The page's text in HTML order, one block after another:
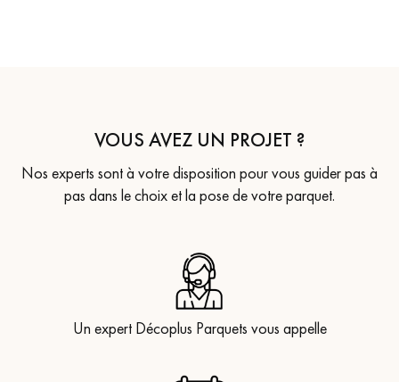
VOUS AVEZ UN PROJET ?
Nos experts sont à votre disposition pour vous guider pas à
pas dans le choix et la pose de votre parquet.
Un expert Décoplus Parquets vous appelle